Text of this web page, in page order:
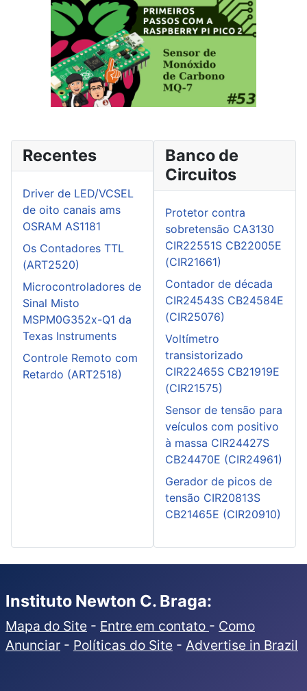
Recentes
Driver de LED/VCSEL
de oito canais ams
OSRAM AS1181
Os Contadores TTL
(ART2520)
Microcontroladores de
Sinal Misto
MSPM0G352x-Q1 da
Texas Instruments
Controle Remoto com
Retardo (ART2518)
Banco de
Circuitos
Protetor contra
sobretensão CA3130
CIR22551S CB22005E
(CIR21661)
Contador de década
CIR24543S CB24584E
(CIR25076)
Voltímetro
transistorizado
CIR22465S CB21919E
(CIR21575)
Sensor de tensão para
veículos com positivo
à massa CIR24427S
CB24470E (CIR24961)
Gerador de picos de
tensão CIR20813S
CB21465E (CIR20910)
Instituto Newton C. Braga:
Mapa do Site - Entre em contato - Como
Anunciar - Políticas do Site - Advertise in Brazil